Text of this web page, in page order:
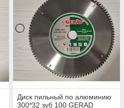
Диск пильный по алюминию
300*32 зуб 100 GERAD